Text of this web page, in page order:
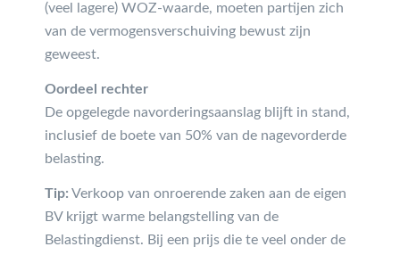
(veel lagere) WOZ-waarde, moeten partijen zich
van de vermogensverschuiving bewust zijn
geweest.
Oordeel rechter
De opgelegde navorderingsaanslag blijft in stand,
inclusief de boete van 50% van de nagevorderde
belasting.
Tip: Verkoop van onroerende zaken aan de eigen
BV krijgt warme belangstelling van de
Belastingdienst. Bij een prijs die te veel onder de